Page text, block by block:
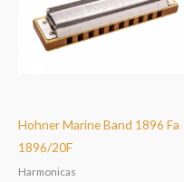
Hohner Marine Band 1896 Fa
1896/20F
Harmonicas